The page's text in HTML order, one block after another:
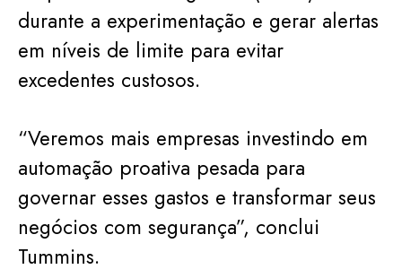
durante a experimentação e gerar alertas
em níveis de limite para evitar
excedentes custosos.
“Veremos mais empresas investindo em
automação proativa pesada para
governar esses gastos e transformar seus
negócios com segurança”, conclui
Tummins.